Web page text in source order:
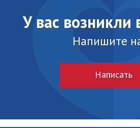
У вас возникли
Напишите
Написать